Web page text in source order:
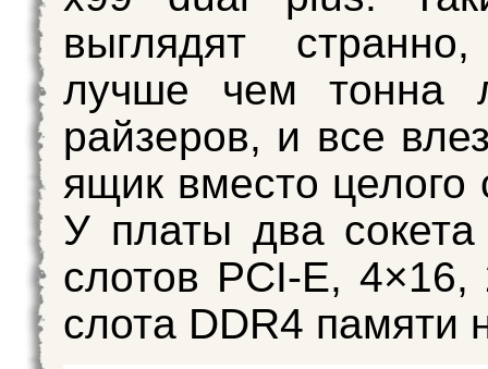
выглядят
лучше чем тонна
райзеров, и все
ящик вместо целого
У платы два
слотов PCI-E,
слота DDR4 памяти